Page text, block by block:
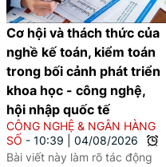
Cơ hội và thách thức của
nghề kế toán, kiểm toán
trong bối cảnh phát triển
khoa học - công nghệ,
hội nhập quốc tế
CÔNG NGHỆ & NGÂN HÀNG
SỐ
10:39
04/08/2026
Bài viết này làm rõ tác động